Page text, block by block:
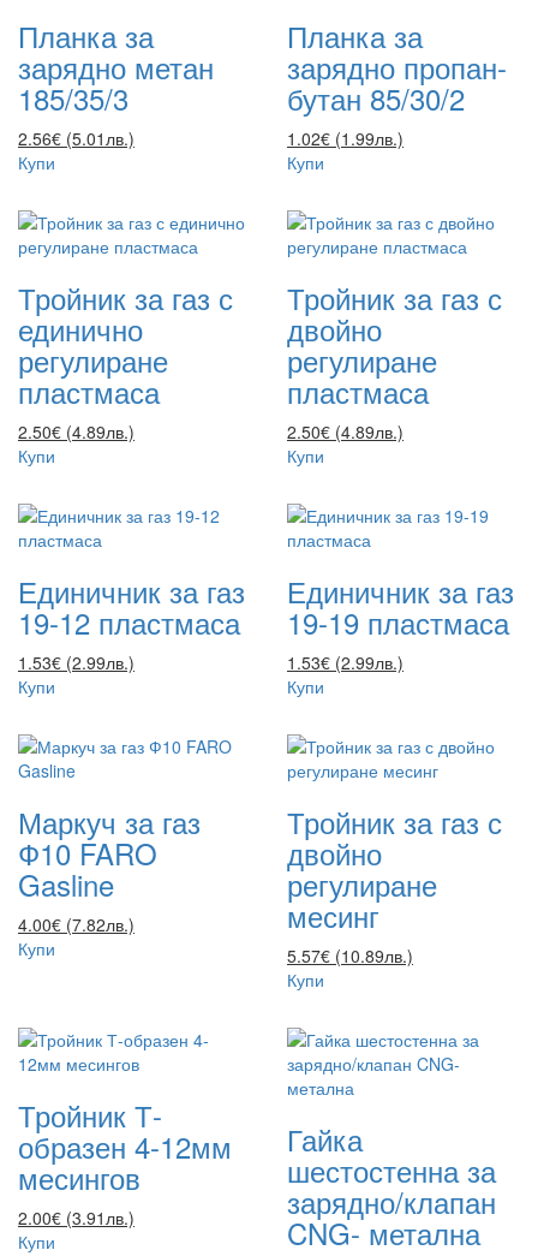
Планка за
зарядно метан
185/35/3
2.56€ (5.01лв.)
Купи
Планка за
зарядно пропан-
бутан 85/30/2
1.02€ (1.99лв.)
Купи
Тройник за газ с
единично
регулиране
пластмаса
2.50€ (4.89лв.)
Купи
Тройник за газ с
двойно
регулиране
пластмаса
2.50€ (4.89лв.)
Купи
Единичник за газ
19-12 пластмаса
1.53€ (2.99лв.)
Купи
Единичник за газ
19-19 пластмаса
1.53€ (2.99лв.)
Купи
Маркуч за газ
Ф10 FARO
Gasline
4.00€ (7.82лв.)
Купи
Тройник за газ с
двойно
регулиране
месинг
5.57€ (10.89лв.)
Купи
Тройник Т-
образен 4-12мм
месингов
2.00€ (3.91лв.)
Купи
Гайка
шестостенна за
зарядно/клапан
CNG- метална